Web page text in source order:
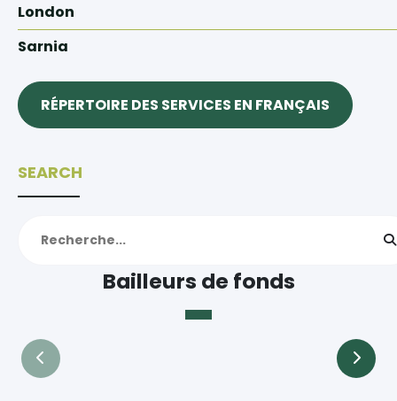
London
Sarnia
RÉPERTOIRE DES SERVICES EN FRANÇAIS
SEARCH
Bailleurs de fonds